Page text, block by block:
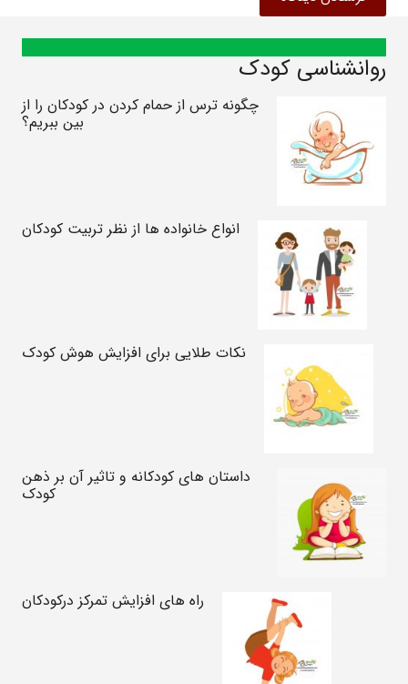
روانشناسی کودک
چگونه ترس از حمام کردن در کودکان را از
بین ببریم؟
انواع خانواده ها از نظر تربیت کودکان
نکات طلایی برای افزایش هوش کودک
داستان های کودکانه و تاثیر آن بر ذهن
کودک
راه های افزایش تمرکز درکودکان